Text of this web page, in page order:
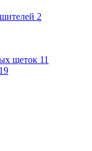
2
щеток 11
19